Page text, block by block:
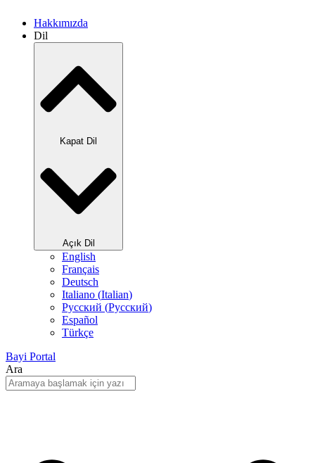
Hakkımızda
Dil
Kapat Dil
Açık Dil
English
Français
Deutsch
Italiano (Italian)
Русский (Pусский)
Español
Türkçe
Bayi Portal
Ara